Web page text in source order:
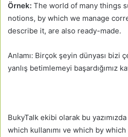
Örnek: The world of many things
notions, by which we manage
describe it, are also ready-made.
Anlamı: Birçok şeyin dünyası bizi
yanlış betimlemeyi başardığımız
BukyTalk ekibi olarak bu
which kullanımı ve which by